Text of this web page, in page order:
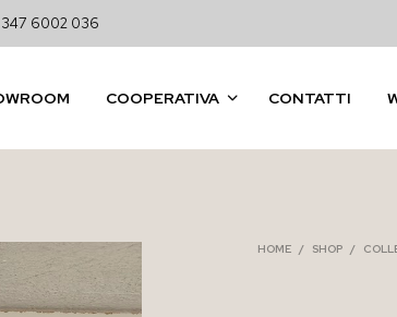
347 6002 036
COOPERATIVA CONTATTI
HOME / SHOP /